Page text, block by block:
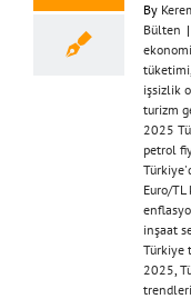
By
Bülten |
tüketimi,
işsizlik
turizm
2025
petrol
Euro/
inşaat
Türkiye
2025,